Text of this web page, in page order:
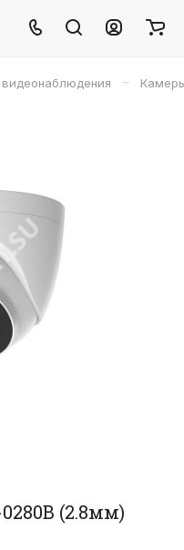
–
(2.8мм)